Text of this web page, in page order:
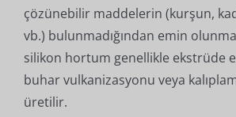
çözünebilir maddelerin (kurşun,
vb.) bulunmadığından emin
silikon hortum genellikle ekstrüde
buhar vulkanizasyonu veya
üretilir.